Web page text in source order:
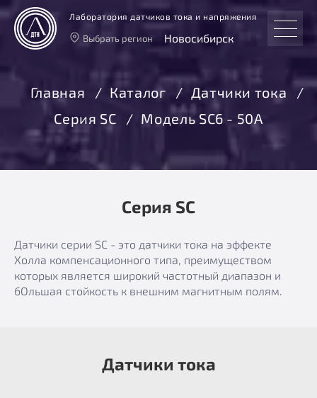
Лаборатория датчиков тока и напряжения
Выбрать регион Новосибирск
Москва
Санкт-Петербург
Екатеринбург
Новосибирск
Главная Каталог
Датчики тока
Серия SC
Модель SC6 - 50A
Серия SC
Датчики серии SC - это датчики тока на эффекте
Холла компенсационного типа, преимуществом
которых является широкий частотный диапазон и
бОльшая стойкость к внешним магнитным полям.
Датчики тока